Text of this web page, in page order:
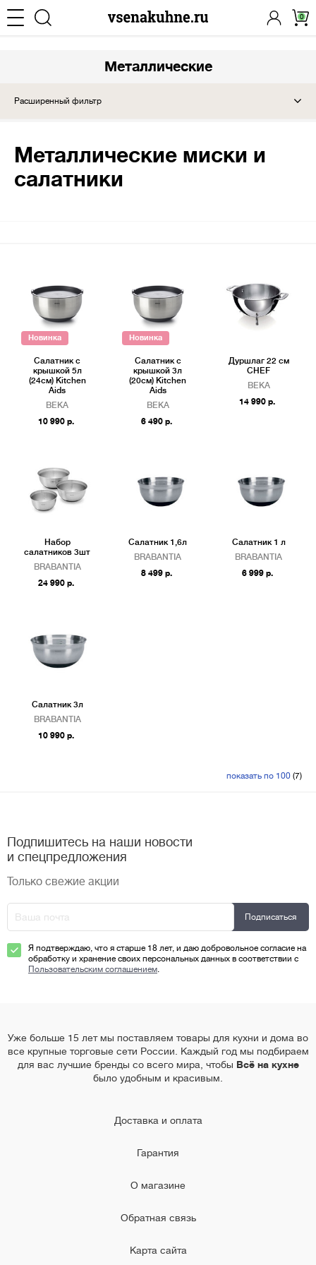
0
Металлические
Расширенный фильтр
Металлические миски и
салатники
Новинка
Салатник с
крышкой 5л
(24см) Kitchen
Aids
BEKA
10 990 р.
Новинка
Салатник с
крышкой 3л
(20см) Kitchen
Aids
BEKA
6 490 р.
Дуршлаг 22 см
CHEF
BEKA
14 990 р.
Набор
салатников 3шт
BRABANTIA
24 990 р.
Салатник 1,6л
BRABANTIA
8 499 р.
Салатник 1 л
BRABANTIA
6 999 р.
Салатник 3л
BRABANTIA
10 990 р.
показать по 100 (7)
Подпишитесь на наши новости
и спецпредложения
Только свежие акции
Я подтверждаю, что я старше 18 лет, и даю добровольное согласие на
обработку и хранение своих персональных данных в соответствии с
Пользовательским соглашением.
Уже больше 15 лет мы поставляем товары для кухни и дома во
все крупные торговые сети России. Каждый год мы подбираем
для вас лучшие бренды со всего мира, чтобы Всё на кухне
было удобным и красивым.
Доставка и оплата
Гарантия
О магазине
Обратная связь
Карта сайта